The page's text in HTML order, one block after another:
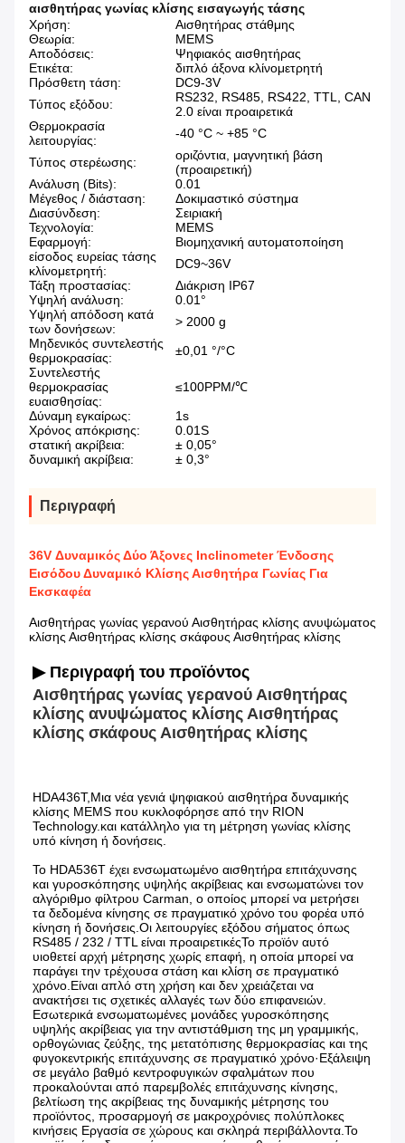
αισθητήρας γωνίας κλίσης εισαγωγής τάσης
Χρήση:
Αισθητήρας στάθμης
Θεωρία:
MEMS
Αποδόσεις:
Ψηφιακός αισθητήρας
Ετικέτα:
διπλό άξονα κλίνομετρητή
Πρόσθετη τάση:
DC9-3V
Τύπος εξόδου:
RS232, RS485, RS422, TTL, CAN
2.0 είναι προαιρετικά
Θερμοκρασία
λειτουργίας:
-40 °C ~ +85 °C
Τύπος στερέωσης:
οριζόντια, μαγνητική βάση
(προαιρετική)
Ανάλυση (Bits):
0.01
Μέγεθος / διάσταση:
Δοκιμαστικό σύστημα
Διασύνδεση:
Σειριακή
Τεχνολογία:
MEMS
Εφαρμογή:
Βιομηχανική αυτοματοποίηση
είσοδος ευρείας τάσης
κλίνομετρητή:
DC9~36V
Τάξη προστασίας:
Διάκριση IP67
Υψηλή ανάλυση:
0.01°
Υψηλή απόδοση κατά
των δονήσεων:
> 2000 g
Μηδενικός συντελεστής
θερμοκρασίας:
±0,01 °/°C
Συντελεστής
θερμοκρασίας
ευαισθησίας:
≤100PPM/℃
Δύναμη εγκαίρως:
1s
Χρόνος απόκρισης:
0.01S
στατική ακρίβεια:
± 0,05°
δυναμική ακρίβεια:
± 0,3°
Περιγραφή
36V Δυναμικός Δύο Άξονες Inclinometer Ένδοσης
Εισόδου Δυναμικό Κλίσης Αισθητήρα Γωνίας Για
Εκσκαφέα
Αισθητήρας γωνίας γερανού Αισθητήρας κλίσης ανυψώματος
κλίσης Αισθητήρας κλίσης σκάφους Αισθητήρας κλίσης
▶ Περιγραφή του προϊόντος
Αισθητήρας γωνίας γερανού Αισθητήρας
κλίσης ανυψώματος κλίσης Αισθητήρας
κλίσης σκάφους Αισθητήρας κλίσης
HDA436T,Μια νέα γενιά ψηφιακού αισθητήρα δυναμικής
κλίσης MEMS που κυκλοφόρησε από την RION
Technology.και κατάλληλο για τη μέτρηση γωνίας κλίσης
υπό κίνηση ή δονήσεις.
Το HDA536T έχει ενσωματωμένο αισθητήρα επιτάχυνσης
και γυροσκόπησης υψηλής ακρίβειας και ενσωματώνει τον
αλγόριθμο φίλτρου Carman, ο οποίος μπορεί να μετρήσει
τα δεδομένα κίνησης σε πραγματικό χρόνο του φορέα υπό
κίνηση ή δονήσεις.Οι λειτουργίες εξόδου σήματος όπως
RS485 / 232 / TTL είναι προαιρετικέςΤο προϊόν αυτό
υιοθετεί αρχή μέτρησης χωρίς επαφή, η οποία μπορεί να
παράγει την τρέχουσα στάση και κλίση σε πραγματικό
χρόνο.Είναι απλό στη χρήση και δεν χρειάζεται να
ανακτήσει τις σχετικές αλλαγές των δύο επιφανειών.
Εσωτερικά ενσωματωμένες μονάδες γυροσκόπησης
υψηλής ακρίβειας για την αντιστάθμιση της μη γραμμικής,
ορθογώνιας ζεύξης, της μετατόπισης θερμοκρασίας και της
φυγοκεντρικής επιτάχυνσης σε πραγματικό χρόνο·Εξάλειψη
σε μεγάλο βαθμό κεντροφυγικών σφαλμάτων που
προκαλούνται από παρεμβολές επιτάχυνσης κίνησης,
βελτίωση της ακρίβειας της δυναμικής μέτρησης του
προϊόντος, προσαρμογή σε μακροχρόνιες πολύπλοκες
κινήσεις Εργασία σε χώρους και σκληρά περιβάλλοντα.Το